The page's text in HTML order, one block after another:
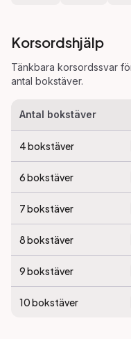
Korsordshjälp
Tänkbara korsordssvar
antal bokstäver.
Antal bokstäver
4bokstäver
6bokstäver
7bokstäver
8bokstäver
9bokstäver
10bokstäver